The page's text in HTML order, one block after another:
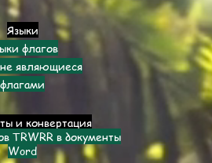
Языки
флагов
являющиеся
флагами
и конвертация
TRWRR в документы
Word